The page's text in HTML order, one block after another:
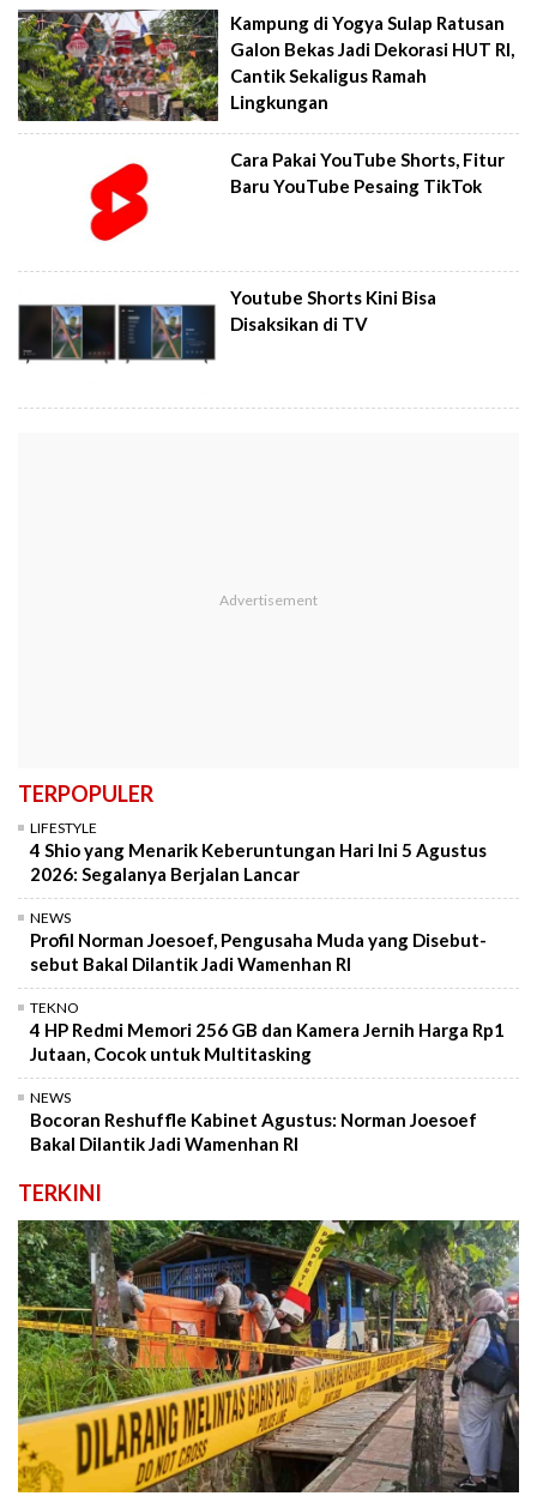
Kampung di Yogya Sulap Ratusan
Galon Bekas Jadi Dekorasi HUT RI,
Cantik Sekaligus Ramah
Lingkungan
Cara Pakai YouTube Shorts, Fitur
Baru YouTube Pesaing TikTok
Youtube Shorts Kini Bisa
Disaksikan di TV
TERPOPULER
LIFESTYLE
4 Shio yang Menarik Keberuntungan Hari Ini 5 Agustus
2026: Segalanya Berjalan Lancar
NEWS
Profil Norman Joesoef, Pengusaha Muda yang Disebut-
sebut Bakal Dilantik Jadi Wamenhan RI
TEKNO
4 HP Redmi Memori 256 GB dan Kamera Jernih Harga Rp1
Jutaan, Cocok untuk Multitasking
NEWS
Bocoran Reshuffle Kabinet Agustus: Norman Joesoef
Bakal Dilantik Jadi Wamenhan RI
TERKINI